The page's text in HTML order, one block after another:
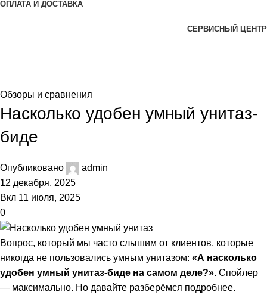
ОПЛАТА И ДОСТАВКА
СЕРВИСНЫЙ ЦЕНТР
Обзоры и сравнения
Насколько удобен умный унитаз-
биде
Опубликовано
admin
12 декабря, 2025
Вкл 11 июля, 2025
0
Вопрос, который мы часто слышим от клиентов, которые
никогда не пользовались умным унитазом: «А насколько
удобен умный унитаз-биде на самом деле?». Спойлер
— максимально. Но давайте разберёмся подробнее.